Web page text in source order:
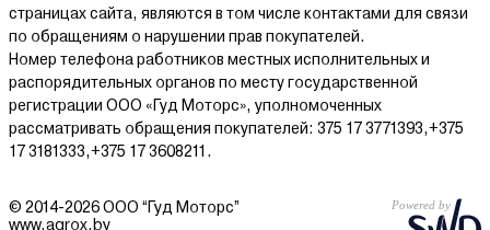
страницах сайта, являются в том числе контактами для связи
по обращениям о нарушении прав покупателей.
Номер телефона работников местных исполнительных и
распорядительных органов по месту государственной
регистрации ООО «Гуд Моторс», уполномоченных
рассматривать обращения покупателей: 375 17 3771393,+375
17 3181333,+375 17 3608211.
© 2014-2026 ООО “Гуд Моторс”
www.agrox.by